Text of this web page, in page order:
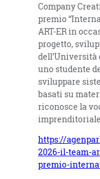
Company
premio
ART-ER in
progetto,
dell’Università
uno studente
sviluppare
basati su
riconosce la
imprenditoriale.
https://
2026-il-team-
premio-